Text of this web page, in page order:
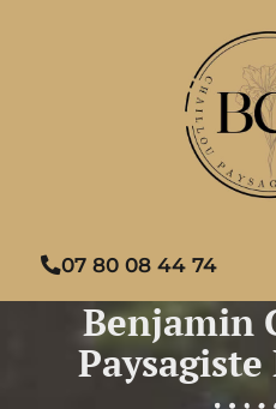
07 80 08 44 74
Benjamin
Paysagiste